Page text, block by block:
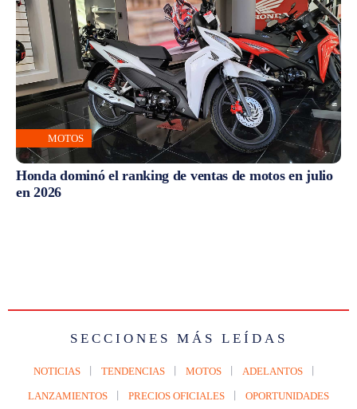
MOTOS
Honda dominó el ranking de ventas de motos en julio
en 2026
SECCIONES MÁS LEÍDAS
NOTICIAS TENDENCIAS MOTOS ADELANTOS
LANZAMIENTOS PRECIOS OFICIALES OPORTUNIDADES